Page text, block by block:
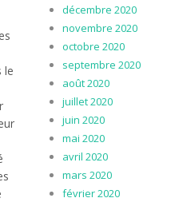
le
décembre 2020
novembre 2020
octobre 2020
septembre 2020
août 2020
juillet 2020
juin 2020
mai 2020
avril 2020
mars 2020
février 2020